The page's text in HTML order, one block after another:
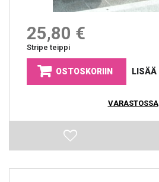
25,80 €
Stripe teippi
OSTOSKORIIN LISÄÄ
VARASTOSSA